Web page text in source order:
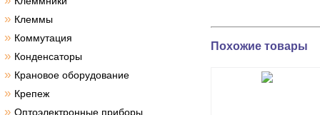
» Клеммы
» Коммутация
» Конденсаторы
» Крановое оборудование
» Крепеж
» Оптоэлектронные приборы
Похожие товары